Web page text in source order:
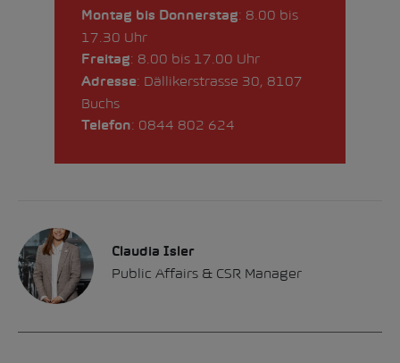
Montag bis Donnerstag: 8.00 bis
17.30 Uhr
Freitag: 8.00 bis 17.00 Uhr
Adresse: Dällikerstrasse 30, 8107
Buchs
Telefon: 0844 802 624
Claudia Isler
Public Affairs & CSR Manager